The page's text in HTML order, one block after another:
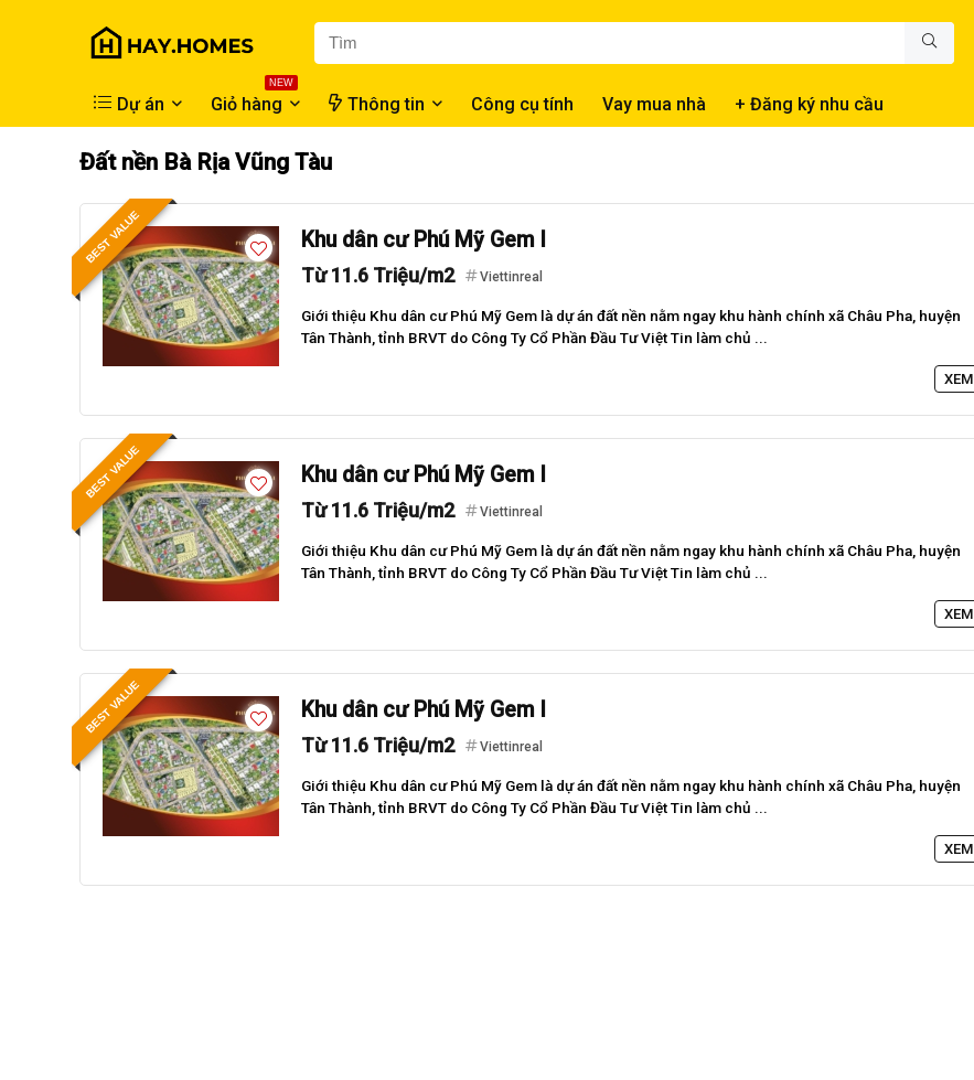
Dự án
NEW
Giỏ hàng Thông tin Công cụ tính Vay mua nhà + Đăng ký nhu cầu
Đất nền Bà Rịa Vũng Tàu
BEST VALUE Khu dân cư Phú Mỹ Gem I
Từ 11.6 Triệu/m2 Viettinreal
Giới thiệu Khu dân cư Phú Mỹ Gem là dự án đất nền nằm ngay khu hành chính xã Châu Pha, huyện
Tân Thành, tỉnh BRVT do Công Ty Cổ Phần Đầu Tư Việt Tin làm chủ ...
XEM
BEST VALUE Khu dân cư Phú Mỹ Gem I
Từ 11.6 Triệu/m2 Viettinreal
Giới thiệu Khu dân cư Phú Mỹ Gem là dự án đất nền nằm ngay khu hành chính xã Châu Pha, huyện
Tân Thành, tỉnh BRVT do Công Ty Cổ Phần Đầu Tư Việt Tin làm chủ ...
XEM
BEST VALUE Khu dân cư Phú Mỹ Gem I
Từ 11.6 Triệu/m2 Viettinreal
Giới thiệu Khu dân cư Phú Mỹ Gem là dự án đất nền nằm ngay khu hành chính xã Châu Pha, huyện
Tân Thành, tỉnh BRVT do Công Ty Cổ Phần Đầu Tư Việt Tin làm chủ ...
XEM